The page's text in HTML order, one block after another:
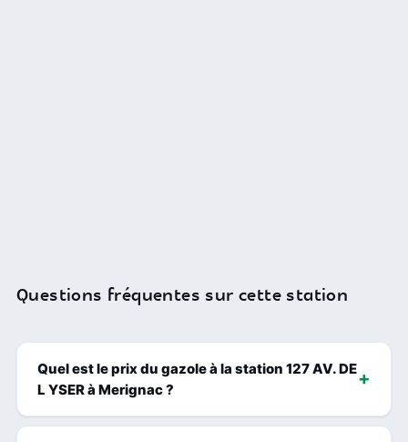
Questions fréquentes sur cette station
Quel est le prix du gazole à la station 127 AV. DE
L YSER à Merignac ?